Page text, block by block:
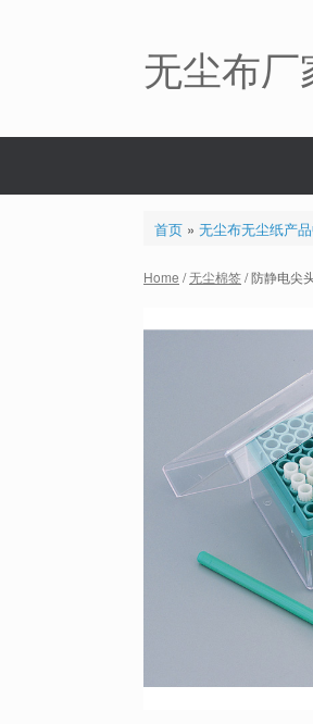
无尘布厂
首页» 无尘布无尘纸产
Home /无尘棉签/ 防静电尖